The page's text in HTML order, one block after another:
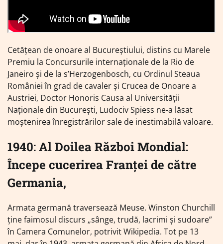
Cetăţean de onoare al Bucureştiului, distins cu Marele
Premiu la Concursurile internaţionale de la Rio de
Janeiro şi de la s’Herzogenbosch, cu Ordinul Steaua
României în grad de cavaler şi Crucea de Onoare a
Austriei, Doctor Honoris Causa al Universităţii
Naţionale din Bucureşti, Ludociv Spiess ne-a lăsat
moştenirea înregistrărilor sale de inestimabilă valoare.
1940: Al Doilea Război Mondial:
Începe cucerirea Franței de către
Germania,
Armata germană traversează Meuse. Winston Churchill
ține faimosul discurs „sânge, trudă, lacrimi și sudoare”
în Camera Comunelor, potrivit Wikipedia. Tot pe 13